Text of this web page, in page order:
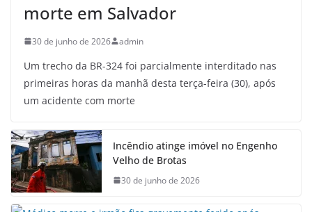
morte em Salvador
30 de junho de 2026 admin
Um trecho da BR-324 foi parcialmente interditado nas
primeiras horas da manhã desta terça-feira (30), após
um acidente com morte
Incêndio atinge imóvel no Engenho
Velho de Brotas
30 de junho de 2026